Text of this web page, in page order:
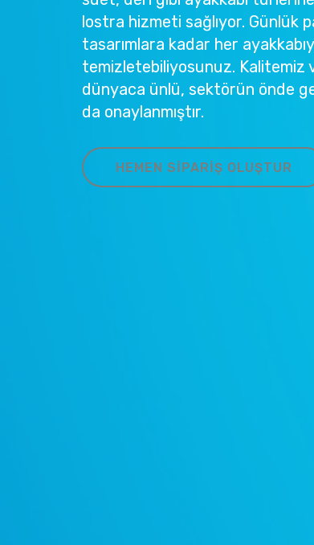
lostra hizmeti sağlıyor. Günlük
tasarımlara kadar her
temizletebiliyosunuz. Kalitemiz
dünyaca ünlü, sektörün önde
da onaylanmıştır.
HEMEN SIPARIŞ OLUŞTUR